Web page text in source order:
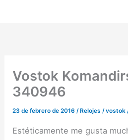
Vostok
340946
23 de febrero de 2016/ Relojes /vostok
Estéticamente me gusta